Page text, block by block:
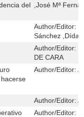
del
,José Mª
Author/Editor:
Sánchez
Author/Editor:
DE CARA
Author/Editor:
Author/Editor:
Author/Editor: